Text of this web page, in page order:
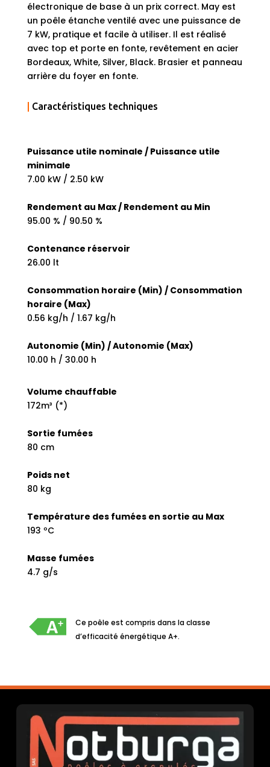
électronique de base à un prix correct. May est
un poêle étanche ventilé avec une puissance de
7 kW, pratique et facile à utiliser. Il est réalisé
avec top et porte en fonte, revêtement en acier
Bordeaux, White, Silver, Black. Brasier et panneau
arrière du foyer en fonte.
Caractéristiques techniques
Puissance utile nominale / Puissance utile
minimale
7.00 kW / 2.50 kW
Rendement au Max / Rendement au Min
95.00 % / 90.50 %
Contenance réservoir
26.00 lt
Consommation horaire (Min) / Consommation
horaire (Max)
0.56 kg/h / 1.67 kg/h
Autonomie (Min) / Autonomie (Max)
10.00 h / 30.00 h
Volume chauffable
172m³ (*)
Sortie fumées
80 cm
Poids net
80 kg
Température des fumées en sortie au Max
193 ºC
Masse fumées
4.7 g/s
Ce poêle est compris dans la classe
d’efficacité énergétique A+.